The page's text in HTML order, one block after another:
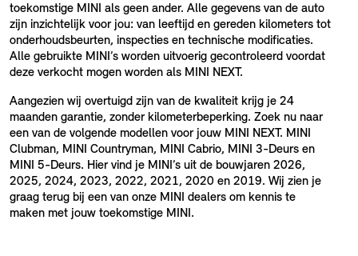
toekomstige MINI als geen ander. Alle gegevens van de auto
zijn inzichtelijk voor jou: van leeftijd en gereden kilometers tot
onderhoudsbeurten, inspecties en technische modificaties.
Alle gebruikte MINI’s worden uitvoerig gecontroleerd voordat
deze verkocht mogen worden als MINI NEXT.
Aangezien wij overtuigd zijn van de kwaliteit krijg je 24
maanden garantie, zonder kilometerbeperking. Zoek nu naar
een van de volgende modellen voor jouw MINI NEXT. MINI
Clubman, MINI Countryman, MINI Cabrio, MINI 3-Deurs en
MINI 5-Deurs. Hier vind je MINI’s uit de bouwjaren 2026,
2025, 2024, 2023, 2022, 2021, 2020 en 2019. Wij zien je
graag terug bij een van onze MINI dealers om kennis te
maken met jouw toekomstige MINI.